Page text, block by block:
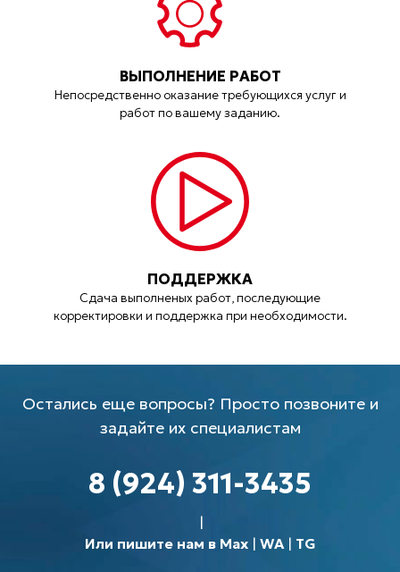
ВЫПОЛНЕНИЕ РАБОТ
Непосредственно оказание требующихся услуг и
работ по вашему заданию.
ПОДДЕРЖКА
Сдача выполненых работ, последующие
корректировки и поддержка при необходимости.
Остались еще вопросы? Просто позвоните и
задайте их специалистам
8 (924) 311-3435
Или пишите нам в Max| WA| TG